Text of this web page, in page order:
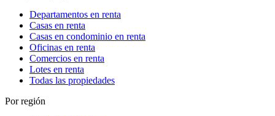
Departamentos en renta
Casas en renta
Casas en condominio en renta
Oficinas en renta
Comercios en renta
Lotes en renta
Todas las propiedades
Por región